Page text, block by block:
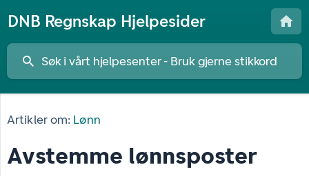
DNB Regnskap Hjelpesider
Artikler om: Lønn
Avstemme lønnsposter